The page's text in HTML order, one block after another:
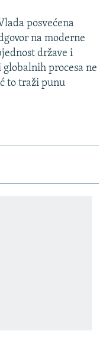
posvećena
na moderne
države i
globalnih procesa ne
to traži punu